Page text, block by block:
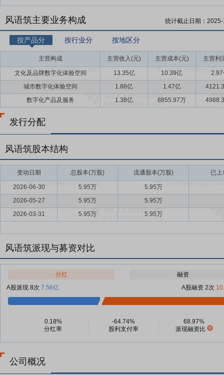
风语筑主要业务构成 统计截止日期：
按产品分 按行业分 按地区分
主营构成 主营收入(元) 主营成本(元) 主营利
文化及品牌数字化体验空间 13.35亿 10.39亿
2.97
城市数字化体验空间
1.88亿 1.47亿
数字化产品及服务
1.38亿 8855.97万
发行分配
风语筑股本结构
变动日期 总股本(万股) 流通股本(万股) 已
2026-06-30 5.95万
5.95万
2026-05-27
5.95万
5.95万
2026-03-31
5.95万 5.95万
风语筑派现与募资对比
分红
融资
A股派现 8次 7.56亿 A股融资 2次
0.18%
分红率
-64.74%
股利支付率
68.97%
派现融资比
公司概况